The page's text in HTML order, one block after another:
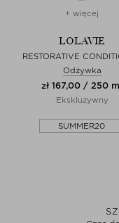
+ więcej
LOLAVIE
RESTORATIVE
Odżywka
zł 167,00 / 250
Ekskluzywny
SUMMER20